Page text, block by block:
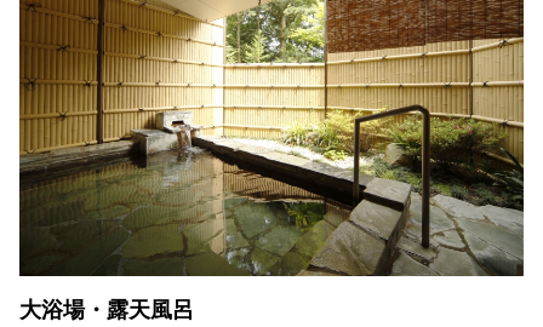
大浴場・露天風呂